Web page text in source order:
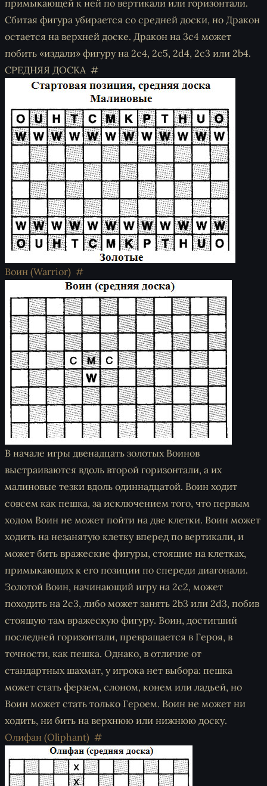
примыкающей к ней по вертикали или горизонтали.
Сбитая фигура убирается со средней доски, но Дракон
остается на верхней доске. Дракон на 3c4 может
побить «издали» фигуру на 2c4, 2c5, 2d4, 2c3 или 2b4.
СРЕДНЯЯ ДОСКА
Воин (Warrior)
В начале игры двенадцать золотых Воинов
выстраиваются вдоль второй горизонтали, а их
малиновые тезки вдоль одиннадцатой. Воин ходит
совсем как пешка, за исключением того, что первым
ходом Воин не может пойти на две клетки. Воин может
ходить на незанятую клетку вперед по вертикали, и
может бить вражеские фигуры, стоящие на клетках,
примыкающих к его позиции по спереди диагонали.
Золотой Воин, начинающий игру на 2c2, может
походить на 2c3, либо может занять 2b3 или 2d3, побив
стоящую там вражескую фигуру. Воин, достигший
последней горизонтали, превращается в Героя, в
точности, как пешка. Однако, в отличие от
стандартных шахмат, у игрока нет выбора: пешка
может стать ферзем, слоном, конем или ладьей, но
Воин может стать только Героем. Воин не может ни
ходить, ни бить на верхнюю или нижнюю доску.
Олифан (Oliphant)